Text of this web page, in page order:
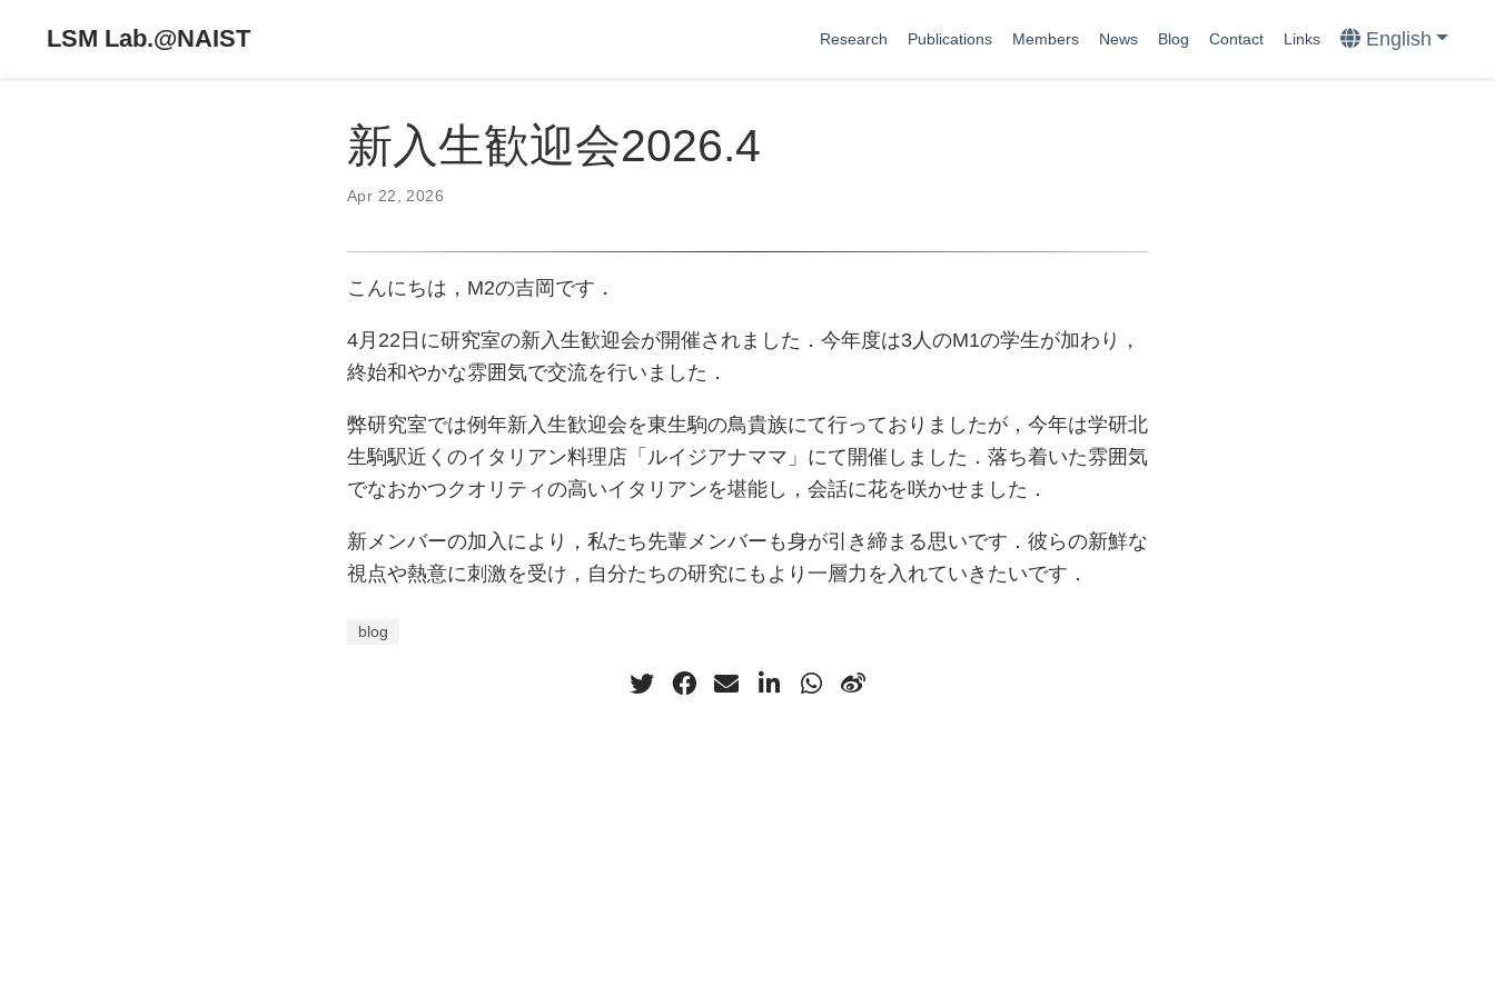
LSM Lab.@NAIST Research Publications Members News Blog Contact Links English
新入生歓迎会2026.4
Apr 22, 2026
こんにちは，M2の吉岡です．
4月22日に研究室の新入生歓迎会が開催されました．今年度は3人のM1の学生が加わり，
終始和やかな雰囲気で交流を行いました．
弊研究室では例年新入生歓迎会を東生駒の鳥貴族にて行っておりましたが，今年は学研北
生駒駅近くのイタリアン料理店「ルイジアナママ」にて開催しました．落ち着いた雰囲気
でなおかつクオリティの高いイタリアンを堪能し，会話に花を咲かせました．
新メンバーの加入により，私たち先輩メンバーも身が引き締まる思いです．彼らの新鮮な
視点や熱意に刺激を受け，自分たちの研究にもより一層力を入れていきたいです．
blog